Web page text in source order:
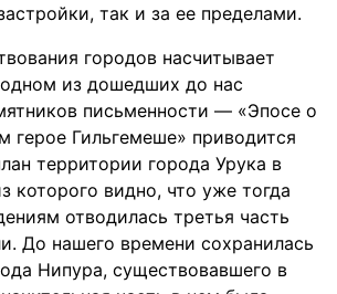
так и за ее пределами.
городов насчитывает
из дошедших до нас
письменности — «Эпосе о
герое Гильгемеше» приводится
территории города Урука в
которого видно, что уже тогда
отводилась третья часть
До нашего времени сохранилась
Нипура, существовавшего в